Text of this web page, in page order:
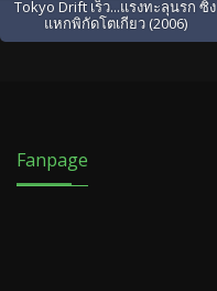
Tokyo Drift เร็ว...แรงทะลุนรก ซิ่ง
แหกพิกัดโตเกียว (2006)
Fanpage